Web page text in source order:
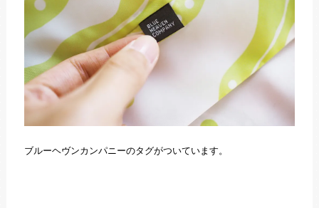
ブルーヘヴンカンパニーのタグがついています。